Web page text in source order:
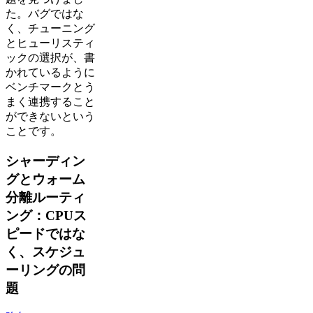
た。バグではな
く、チューニング
とヒューリスティ
ックの選択が、書
かれているように
ベンチマークとう
まく連携すること
ができないという
ことです。
シャーディン
グとウォーム
分離ルーティ
ング：CPUス
ピードではな
く、スケジュ
ーリングの問
題